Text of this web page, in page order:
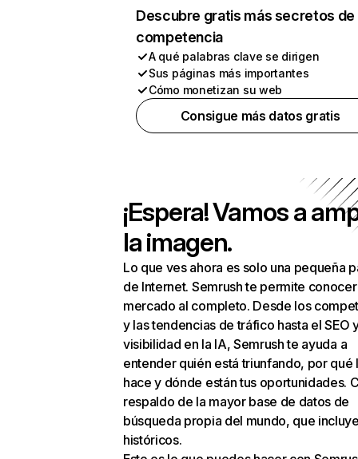
Descubre gratis más secretos de
competencia
A qué palabras clave se dirigen
Sus páginas más importantes
Cómo monetizan su web
Consigue más datos gratis
¡Espera! Vamos a
la imagen.
Lo que ves ahora es solo una pequeña
de Internet. Semrush te permite
mercado al completo. Desde los
y las tendencias de tráfico hasta el SEO
visibilidad en la IA, Semrush te ayuda a
entender quién está triunfando, por qué
hace y dónde están tus oportunidades.
respaldo de la mayor base de datos de
búsqueda propia del mundo, que
históricos.